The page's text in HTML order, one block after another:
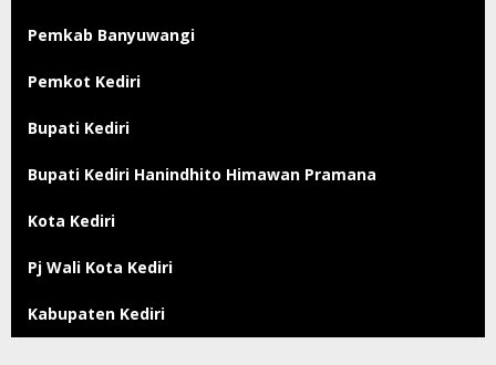
Pemkab Banyuwangi
Pemkot Kediri
Bupati Kediri
Bupati Kediri Hanindhito Himawan Pramana
Kota Kediri
Pj Wali Kota Kediri
Kabupaten Kediri